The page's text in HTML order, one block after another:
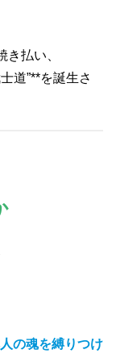
き払い、
道”**を誕生さ
の魂を縛りつけ